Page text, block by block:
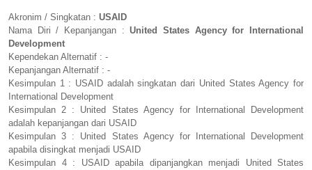
Akronim / Singkatan : USAID
Nama Diri / Kepanjangan :United States Agency for International
Development
Kependekan Alternatif : -
Kepanjangan Alternatif : -
Kesimpulan 1 : USAID adalah singkatan dari United States Agency for
International Development
Kesimpulan 2 : United States Agency for International Development
adalah kepanjangan dari USAID
Kesimpulan 3 : United States Agency for International Development
apabila disingkat menjadi USAID
Kesimpulan 4 : USAID apabila dipanjangkan menjadi United States